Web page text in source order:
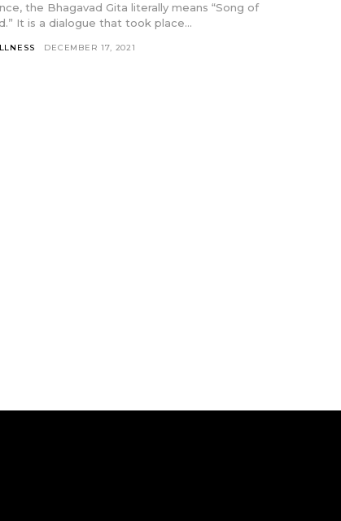
the Bhagavad Gita literally means “Song of
It is a dialogue that took place...
DECEMBER 17, 2021